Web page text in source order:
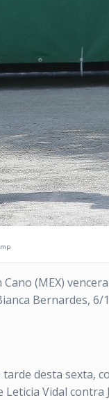
(MEX)
Bernardes,
desta sexta,
Vidal